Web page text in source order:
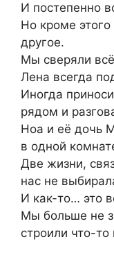
И постепенно
Но кроме
другое.
Мы сверяли
Лена всегда
Иногда
рядом и
Ноа и её дочь
в одной
Две жизни,
нас не
И как-то… это
Мы больше не
строили что-то